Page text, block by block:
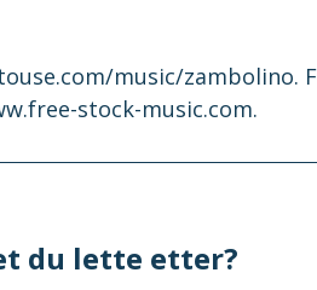
music/zambolino.
stock-music.com.
du lette etter?